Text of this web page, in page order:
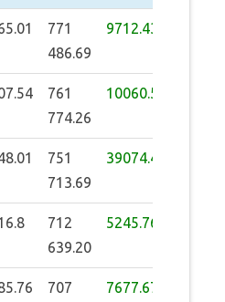
771
486.69
9712.43
761
774.26
10060.57
751
713.69
39074.49
712
639.20
5245.76
707
7677.67